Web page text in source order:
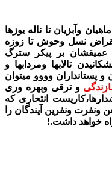
وآبزیان تا ناله یوزها
نسل وحوش تا زوزه
عمیقشان بر پیکر سترگ
تالابها ومردابها و
و پستانداران وووو میتوان
و ترقی وبهره وری
انتحاری که
ونفرت ونفرین آیندگان را
خواهد داشت.!